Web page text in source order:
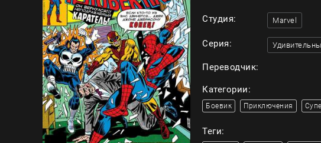
Студия: Marvel
Серия:
Переводчик:
Категории:
Боевик Приключения
Теги: